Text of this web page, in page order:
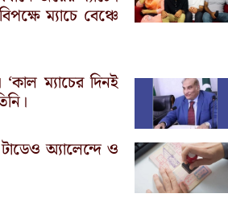
ম্যাচে বেঞ্চে
ম্যাচের দিনই
অ্যালেন্দে ও